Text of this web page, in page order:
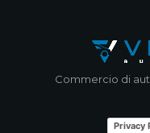
Commercio di
Privacy